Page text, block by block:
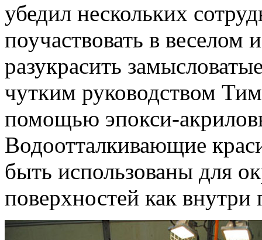
убедил нескольких
поучаствовать в
разукрасить
чутким руководством
помощью эпокси-
Водоотталкивающие
быть использованы для
поверхностей как